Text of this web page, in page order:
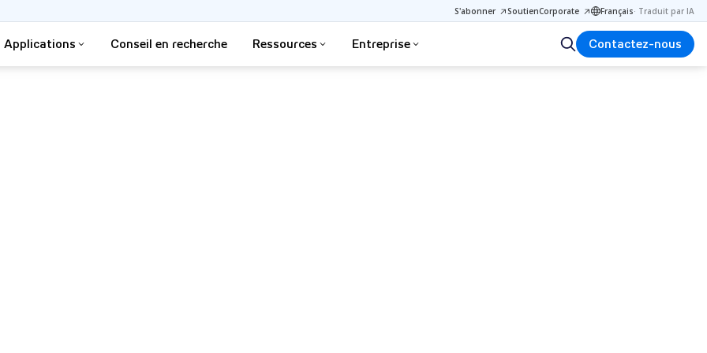
S'abonner SoutienCorporate Français· Traduit par IA
Applications Conseil en recherche Ressources Entreprise Contactez-nous